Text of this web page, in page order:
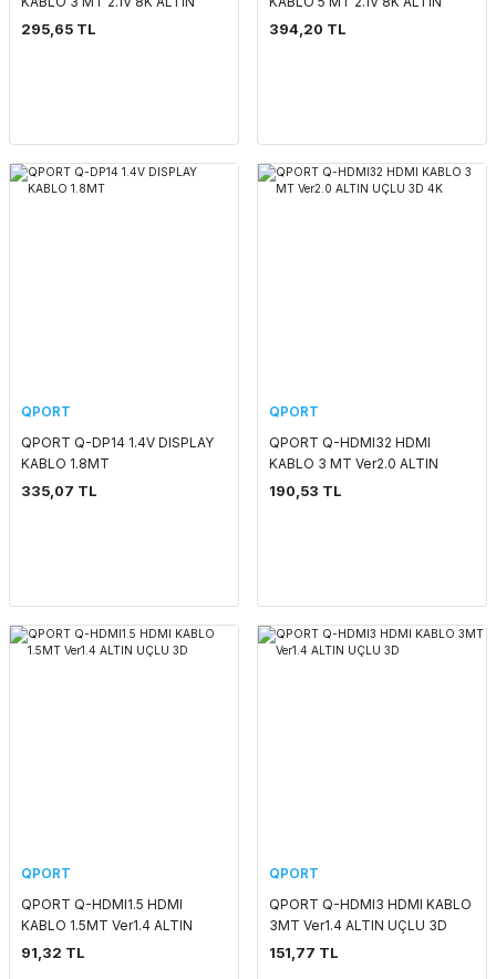
UÇLU ÖRGÜLÜ
295,65 TL
UÇLU ÖRGÜLÜ
394,20 TL
QPORT
QPORT Q-DP14 1.4V DISPLAY
KABLO 1.8MT
335,07 TL
QPORT
QPORT Q-HDMI32 HDMI
KABLO 3 MT Ver2.0 ALTIN
UÇLU 3D 4K
190,53 TL
QPORT
QPORT Q-HDMI1.5 HDMI
KABLO 1.5MT Ver1.4 ALTIN
UÇLU 3D
91,32 TL
QPORT
QPORT Q-HDMI3 HDMI KABLO
3MT Ver1.4 ALTIN UÇLU 3D
151,77 TL